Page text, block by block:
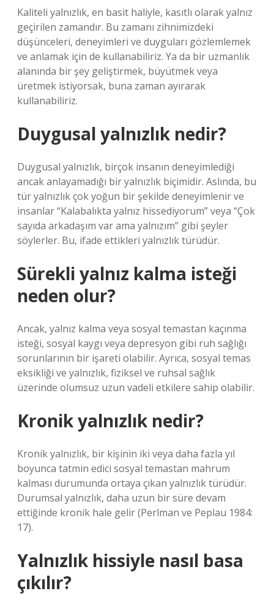
Kaliteli yalnızlık, en basit haliyle, kasıtlı olarak yalnız
geçirilen zamandır. Bu zamanı zihnimizdeki
düşünceleri, deneyimleri ve duyguları gözlemlemek
ve anlamak için de kullanabiliriz. Ya da bir uzmanlık
alanında bir şey geliştirmek, büyütmek veya
üretmek istiyorsak, buna zaman ayırarak
kullanabiliriz.
Duygusal yalnızlık nedir?
Duygusal yalnızlık, birçok insanın deneyimlediği
ancak anlayamadığı bir yalnızlık biçimidir. Aslında, bu
tür yalnızlık çok yoğun bir şekilde deneyimlenir ve
insanlar “Kalabalıkta yalnız hissediyorum” veya “Çok
sayıda arkadaşım var ama yalnızım” gibi şeyler
söylerler. Bu, ifade ettikleri yalnızlık türüdür.
Sürekli yalnız kalma isteği
neden olur?
Ancak, yalnız kalma veya sosyal temastan kaçınma
isteği, sosyal kaygı veya depresyon gibi ruh sağlığı
sorunlarının bir işareti olabilir. Ayrıca, sosyal temas
eksikliği ve yalnızlık, fiziksel ve ruhsal sağlık
üzerinde olumsuz uzun vadeli etkilere sahip olabilir.
Kronik yalnızlık nedir?
Kronik yalnızlık, bir kişinin iki veya daha fazla yıl
boyunca tatmin edici sosyal temastan mahrum
kalması durumunda ortaya çıkan yalnızlık türüdür.
Durumsal yalnızlık, daha uzun bir süre devam
ettiğinde kronik hale gelir (Perlman ve Peplau 1984:
17).
Yalnızlık hissiyle nasıl basa
çıkılır?